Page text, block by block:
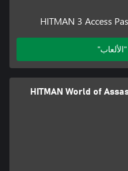
HITMAN 3 Access
HITMAN World of